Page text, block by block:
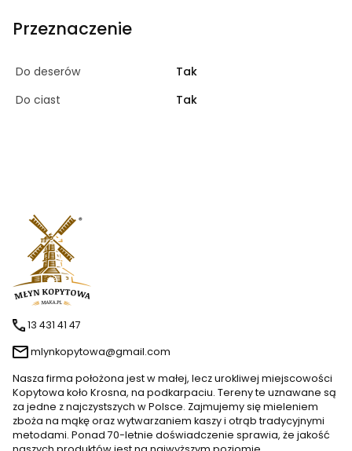
Przeznaczenie
Do deserów
Tak
Do ciast
Tak
13 431 41 47
mlynkopytowa@gmail.com
Nasza firma położona jest w małej, lecz urokliwej miejscowości
Kopytowa koło Krosna, na podkarpaciu. Tereny te uznawane są
za jedne z najczystszych w Polsce. Zajmujemy się mieleniem
zboża na mąkę oraz wytwarzaniem kaszy i otrąb tradycyjnymi
metodami. Ponad 70-letnie doświadczenie sprawia, że jakość